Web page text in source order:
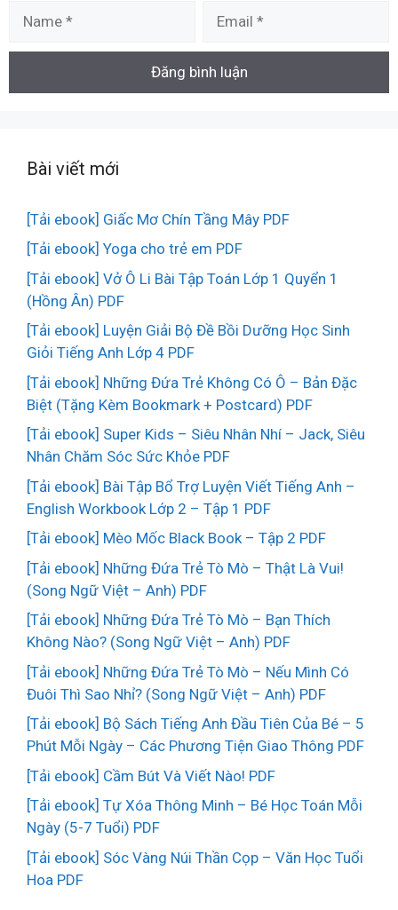
Bài viết mới
[Tải ebook] Giấc Mơ Chín Tầng Mây PDF
[Tải ebook] Yoga cho trẻ em PDF
[Tải ebook] Vở Ô Li Bài Tập Toán Lớp 1 Quyển 1
(Hồng Ân) PDF
[Tải ebook] Luyện Giải Bộ Đề Bồi Dưỡng Học Sinh
Giỏi Tiếng Anh Lớp 4 PDF
[Tải ebook] Những Đứa Trẻ Không Có Ô – Bản Đặc
Biệt (Tặng Kèm Bookmark + Postcard) PDF
[Tải ebook] Super Kids – Siêu Nhân Nhí – Jack, Siêu
Nhân Chăm Sóc Sức Khỏe PDF
[Tải ebook] Bài Tập Bổ Trợ Luyện Viết Tiếng Anh –
English Workbook Lớp 2 – Tập 1 PDF
[Tải ebook] Mèo Mốc Black Book – Tập 2 PDF
[Tải ebook] Những Đứa Trẻ Tò Mò – Thật Là Vui!
(Song Ngữ Việt – Anh) PDF
[Tải ebook] Những Đứa Trẻ Tò Mò – Bạn Thích
Không Nào? (Song Ngữ Việt – Anh) PDF
[Tải ebook] Những Đứa Trẻ Tò Mò – Nếu Mình Có
Đuôi Thì Sao Nhỉ? (Song Ngữ Việt – Anh) PDF
[Tải ebook] Bộ Sách Tiếng Anh Đầu Tiên Của Bé – 5
Phút Mỗi Ngày – Các Phương Tiện Giao Thông PDF
[Tải ebook] Cầm Bút Và Viết Nào! PDF
[Tải ebook] Tự Xóa Thông Minh – Bé Học Toán Mỗi
Ngày (5-7 Tuổi) PDF
[Tải ebook] Sóc Vàng Núi Thần Cọp – Văn Học Tuổi
Hoa PDF